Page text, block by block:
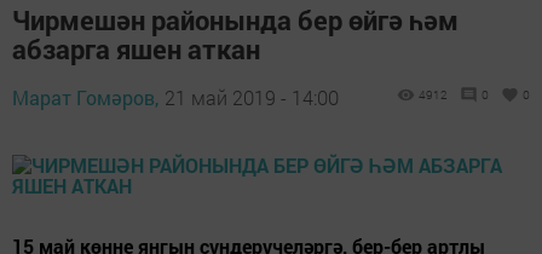
Чирмешән районында бер өйгә һәм
абзарга яшен аткан
Марат Гомәров, 21 май 2019 - 14:00 4912 0 0
15 май көнне янгын сүндерүчеләргә, бер-бер артлы